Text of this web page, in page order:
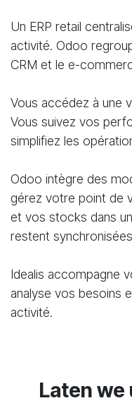
Un ERP retail
activité. Odoo
CRM et le e-
Vous accédez à une
Vous suivez vos
simplifiez les
Odoo intègre des
gérez votre point de
et vos stocks dans
restent
Idealis accompagne
analyse vos besoins
activité.
Laten